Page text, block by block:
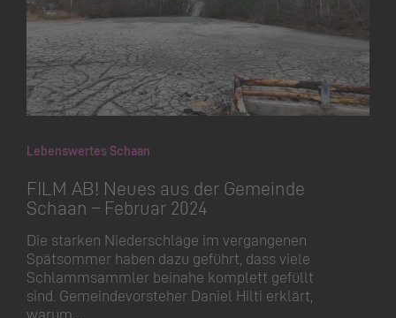
Lebenswertes Schaan
FILM AB! Neues aus der Gemeinde
Schaan – Februar 2024
Die starken Niederschläge im vergangenen
Spätsommer haben dazu geführt, dass viele
Schlammsammler beinahe komplett gefüllt
sind. Gemeinde­vorsteher Daniel Hilti erklärt,
warum…